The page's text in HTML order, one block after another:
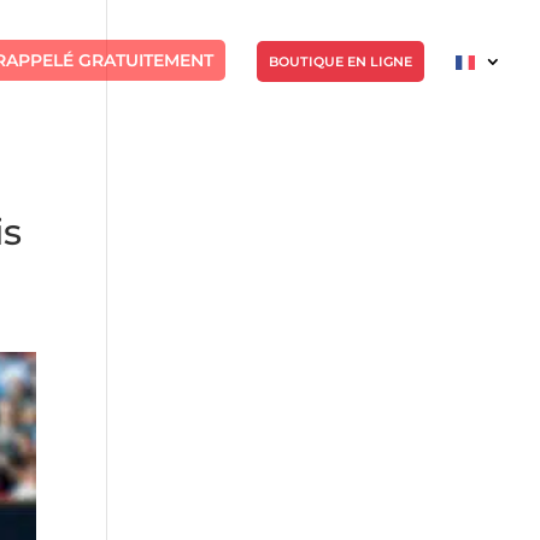
GRATUITEMENT BOUTIQUE EN LIGNE